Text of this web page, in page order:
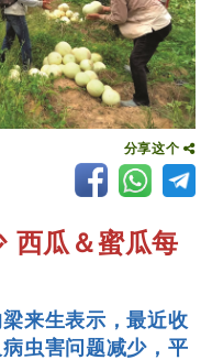
分享这个
西瓜＆蜜瓜每
来生表示，最近收
虫害问题减少，平